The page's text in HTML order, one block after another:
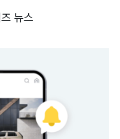
뉴스